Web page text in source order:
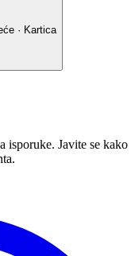
· Kartica
isporuke. Javite se kako